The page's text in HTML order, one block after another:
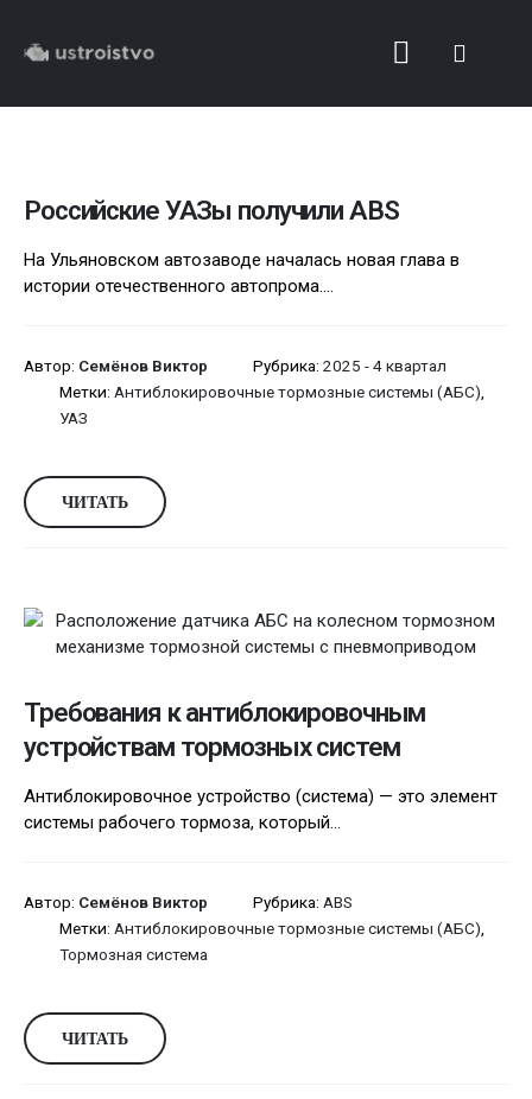
Российские УАЗы получили ABS
На Ульяновском автозаводе началась новая глава в
истории отечественного автопрома....
Автор: Семёнов Виктор Рубрика: 2025 - 4 квартал
Метки: Антиблокировочные тормозные системы (АБС)
УАЗ
ЧИТАТЬ
Требования к антиблокировочным
устройствам тормозных систем
Антиблокировочное устройство (система) — это элемент
системы рабочего тормоза, который...
Автор: Семёнов Виктор Рубрика: ABS
Метки: Антиблокировочные тормозные системы (АБС)
Тормозная система
ЧИТАТЬ